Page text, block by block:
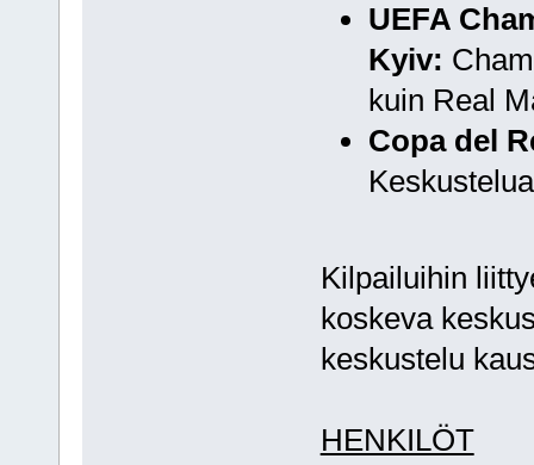
UEFA
Kyiv:
kuin Real
Copa del
Kilpailuihin
koskeva
keskustelu
HENKILÖT